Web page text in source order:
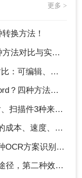
更多 >
换方法！
指南（附详细表格）
格式、避风险！
指南（附详细表格）!
源分别怎么处理！
度、精度对比！
案识别率实测！
二种效率最高！